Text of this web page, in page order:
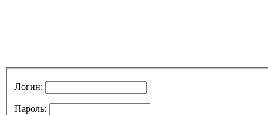
Логин:
Пароль: